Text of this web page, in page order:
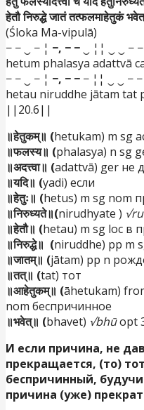
हेतौ निरुद्धे जातं तत्फलमाहेतुकं
(Śloka Ma-vipulā)
− − ‿ − ¦ −, − − ‿ ¦¦ ‿ ‿ −
hetum phalasya adattvā
− − ‿ − ¦ −, − − − ¦¦ ‿ ‿ − −
hetau niruddhe jātam tat
||20.6||
॥हेतुकम्॥ (hetukam) m sg
॥फलस्य॥ (phalasya) n sg
॥अदत्त्वा॥ (adattvā) ger не
॥यदि॥ (yadi) если
॥हेतुः॥ (hetus) m sg nom
॥निरुध्यते॥(nirudhyate )
॥हेतौ॥ (hetau) m sg loc в
॥निरुद्धे॥ (niruddhe) pp m
॥जातम्॥ (jātam) pp n
॥तत्॥ (tat) тот
॥आहेतुकम्॥ (āhetukam)
nom беспричинное
॥भवेत्॥ (bhavet) √bhūopt
И если причина, не
прекращается, (то)
беспричинный, будучи
причина (уже)